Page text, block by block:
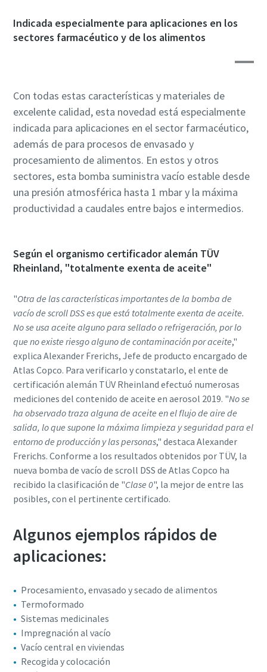
Indicada especialmente para aplicaciones en los
sectores farmacéutico y de los alimentos
Con todas estas características y materiales de
excelente calidad, esta novedad está especialmente
indicada para aplicaciones en el sector farmacéutico,
además de para procesos de envasado y
procesamiento de alimentos. En estos y otros
sectores, esta bomba suministra vacío estable desde
una presión atmosférica hasta 1 mbar y la máxima
productividad a caudales entre bajos e intermedios.
Según el organismo certificador alemán TÜV
Rheinland, "totalmente exenta de aceite"
"Otra de las características importantes de la bomba de
vacío de scroll DSS es que está totalmente exenta de aceite.
No se usa aceite alguno para sellado o refrigeración, por lo
que no existe riesgo alguno de contaminación por aceite,"
explica Alexander Frerichs, Jefe de producto encargado de
Atlas Copco. Para verificarlo y constatarlo, el ente de
certificación alemán TÜV Rheinland efectuó numerosas
mediciones del contenido de aceite en aerosol 2019. "No se
ha observado traza alguna de aceite en el flujo de aire de
salida, lo que supone la máxima limpieza y seguridad para el
entorno de producción y las personas," destaca Alexander
Frerichs. Conforme a los resultados obtenidos por TÜV, la
nueva bomba de vacío de scroll DSS de Atlas Copco ha
recibido la clasificación de "Clase 0", la mejor de entre las
posibles, con el pertinente certificado.
Algunos ejemplos rápidos de
aplicaciones:
Procesamiento, envasado y secado de alimentos
Termoformado
Sistemas medicinales
Impregnación al vacío
Vacío central en viviendas
Recogida y colocación
información al respecto.
Acepto recibir notificaciones
sobre nuevos productos,
especiales de Atlas Copco
Vacuum.
Enviar
FriendlyCaptcha ⇗
información al respecto.
Acepto recibir notificaciones
sobre nuevos productos,
especiales de Atlas Copco
Vacuum.
Enviar
FriendlyCaptcha ⇗
información al respecto.
Acepto recibir notificaciones
sobre nuevos productos,
especiales de Atlas Copco
Vacuum.
Enviar
FriendlyCaptcha ⇗